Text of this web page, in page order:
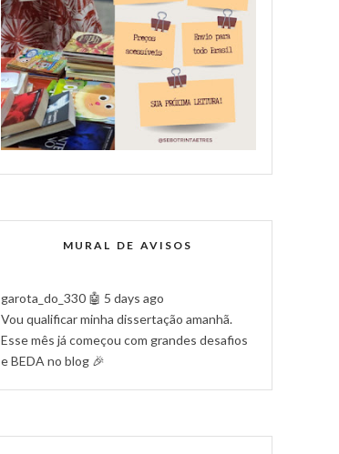
MURAL DE AVISOS
garota_do_330 🤖 5 days ago
Vou qualificar minha dissertação amanhã.
Esse mês já começou com grandes desafios
e BEDA no blog 🎉